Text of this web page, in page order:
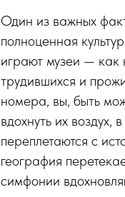
Один из важных
полноценная
играют музеи — как
трудившихся и
номера, вы, быть
вдохнуть их
переплетаются с
география
симфонии